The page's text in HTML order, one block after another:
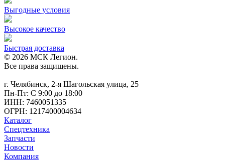
Выгодные условия
Высокое качество
Быстрая доставка
© 2026 МСК Легион.
Все права защищены.
г. Челябинск, 2-я Шагольская улица, 25
Пн-Пт: С 9:00 до 18:00
ИНН: 7460051335
ОГРН: 1217400004634
Каталог
Спецтехника
Запчасти
Новости
Компания